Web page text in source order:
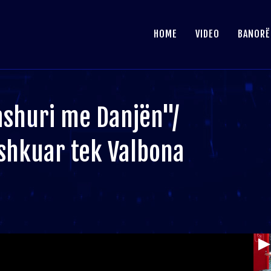
HOME VIDEO
me Danjën"/
tek Valbona